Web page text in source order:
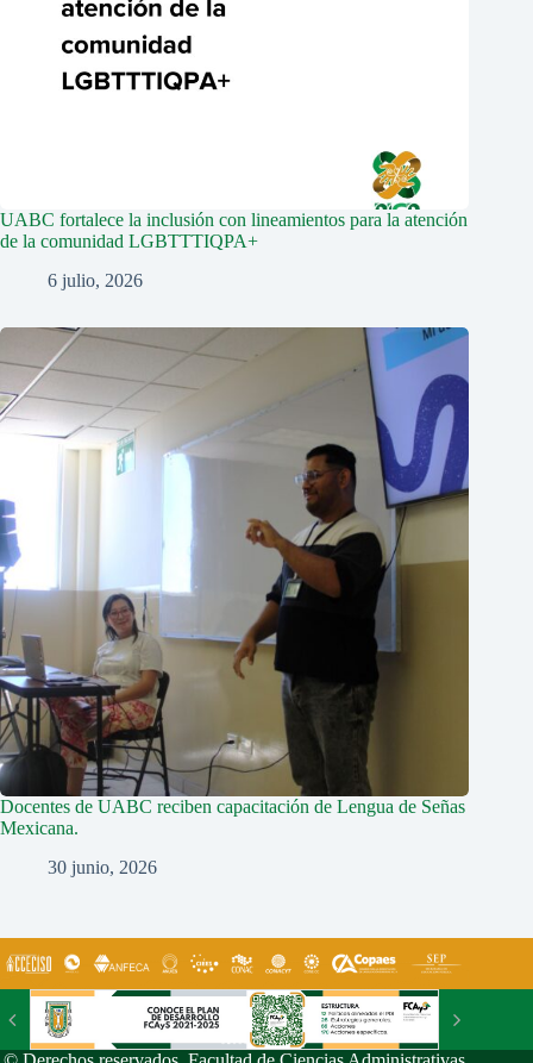
UABC fortalece la inclusión con lineamientos para la atención
de la comunidad LGBTTTIQPA+
6 julio, 2026
Docentes de UABC reciben capacitación de Lengua de Señas
Mexicana.
30 junio, 2026